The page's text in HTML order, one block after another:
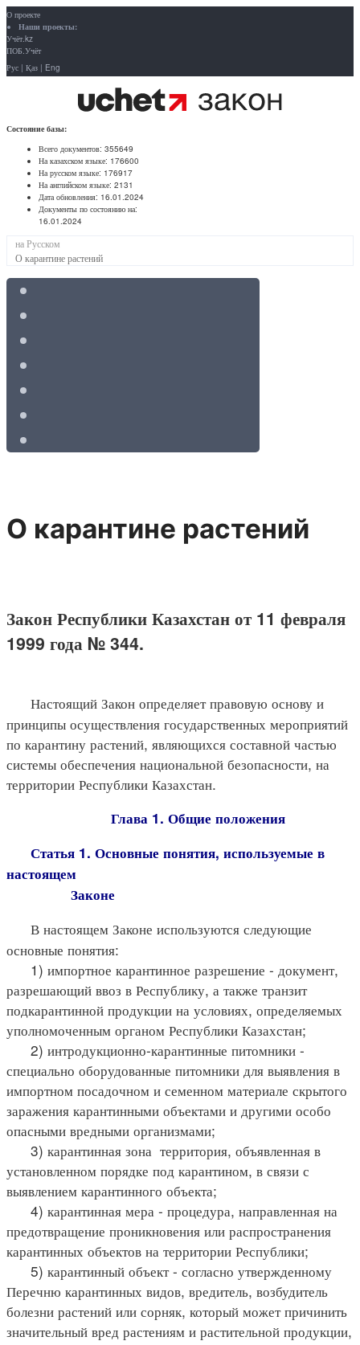
О проекте
Наши проекты:
Учёт.kz
ПОБ.Учёт
Рус | Қаз | Eng
Состояние базы:
Всего документов: 355649
На казахском языке: 176600
На русском языке: 176917
На английском языке: 2131
Дата обновления: 16.01.2024
Документы по состоянию на:
16.01.2024
на Русском
О карантине растений
О карантине растений
Закон Республики Казахстан от 11 февраля
1999 года № 344.
Настоящий Закон определяет правовую основу и
принципы осуществления государственных мероприятий
по карантину растений, являющихся составной частью
системы обеспечения национальной безопасности, на
территории Республики Казахстан.
Глава 1. Общие положения
Статья 1. Основные понятия, используемые в
настоящем
Законе
В настоящем Законе используются следующие
основные понятия:
1) импортное карантинное разрешение - документ,
разрешающий ввоз в Республику, а также транзит
подкарантинной продукции на условиях, определяемых
уполномоченным органом Республики Казахстан;
2) интродукционно-карантинные питомники -
специально оборудованные питомники для выявления в
импортном посадочном и семенном материале скрытого
заражения карантинными объектами и другими особо
опасными вредными организмами;
3) карантинная зона территория, объявленная в
установленном порядке под карантином, в связи с
выявлением карантинного объекта;
4) карантинная мера - процедура, направленная на
предотвращение проникновения или распространения
карантинных объектов на территории Республики;
5) карантинный объект - согласно утвержденному
Перечню карантинных видов, вредитель, возбудитель
болезни растений или сорняк, который может причинить
значительный вред растениям и растительной продукции,